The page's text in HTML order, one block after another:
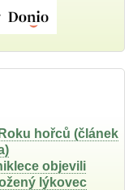
hořců (článek
objevili
lýkovec